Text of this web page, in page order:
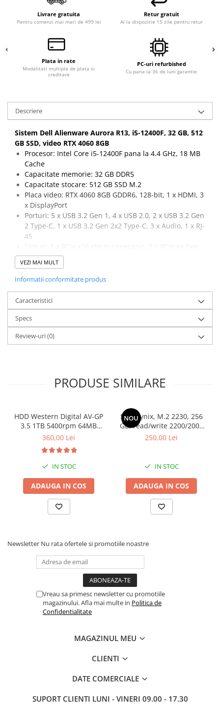
Livrare gratuita
Pentru comenzi mai mari de 499 lei
Retur gratuit
Ai la dispozitie 15 zile pentru retur
Plata in rate
Modalitati multiple de plata si
creditare
PC-uri refurbished
Cu pana la 36 de luni garantie
Descriere
Sistem Dell Alienware Aurora R13, i5-12400F, 32 GB, 512
GB SSD, video RTX 4060 8GB
Procesor: Intel Core i5-12400F pana la 4.4 GHz, 18 MB
Cache
Capacitate memorie: 32 GB DDR5
Capacitate stocare: 512 GB SSD M.2
Placa video: RTX 4060 8GB GDDR6, 128-bit, 1 x HDMI, 3
x DisplayPort
Porturi: 5 x USB 3.2 Gen 1, 4 x USB 2.0, 2 x USB 3.2 Gen
2 Type-C, 1 x USB 3.2 Gen 2x2 Type-C, 3 x Audio, 1 x RJ-
45
3, 3 x SATA, 1 x M.2 2230 Wifi/Bluetooth, 2 x M.2 2280
Stocare
Dimensiuni (W x H x D): 225 x 510 x 529 mm
Chipset: Z690
Retea: 10/100/1000/2500
Audio: Integrata HD
Controller Audio: Realtek ALC3861, Realtek ALC1220
VEZI MAI MULT
Informatii conformitate produs
Caracteristici
Specs
Review-uri(0)
PRODUSE SIMILARE
HDD Western Digital AV-GP
3.5 1TB 5400rpm 64MB
SATA3 (WD10EURX)
360,00 Lei
IN STOC
ADAUGA IN COS
NOU
SSD Hynix, M.2 2230, 256
GB, read/write 2200/2000
MB/s, bulk
250,00 Lei
IN STOC
ADAUGA IN COS
Newsletter Nu rata ofertele si promotiile noastre
Vreau sa primesc newsletter cu promotiile
magazinului. Afla mai multe in Politica de
Confidentialitate
MAGAZINUL MEU
CLIENTI
DATE COMERCIALE
SUPORT CLIENTI LUNI - VINERI 09.00 - 17.30